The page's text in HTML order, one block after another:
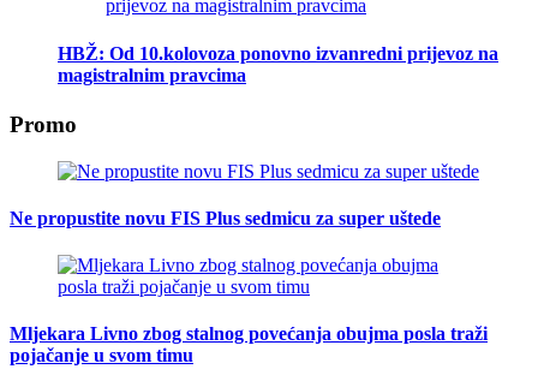
HBŽ: Od 10.kolovoza ponovno izvanredni prijevoz na
magistralnim pravcima
Promo
Ne propustite novu FIS Plus sedmicu za super uštede
Mljekara Livno zbog stalnog povećanja obujma posla traži
pojačanje u svom timu